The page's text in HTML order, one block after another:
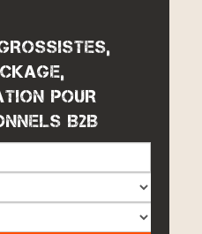
POUR
B2B